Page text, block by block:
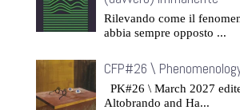
Rilevando come il
abbia sempre opposto ...
CFP#26 \
PK#26 \ March 2027
Altobrando and Ha...